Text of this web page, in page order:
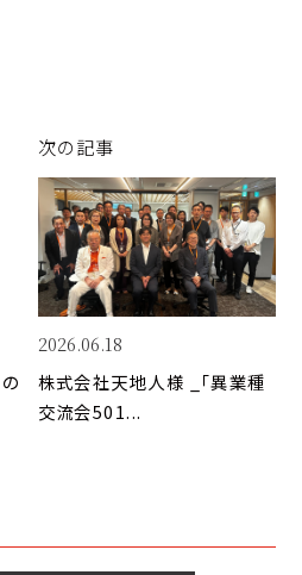
次の記事
2026.06.18
株式会社天地人様 _「異業種
交流会501...